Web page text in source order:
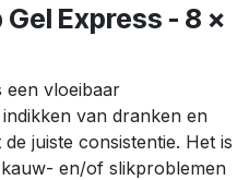
Express - 8 x
een vloeibaar
van dranken en
juiste consistentie. Het is
en/of slikproblemen